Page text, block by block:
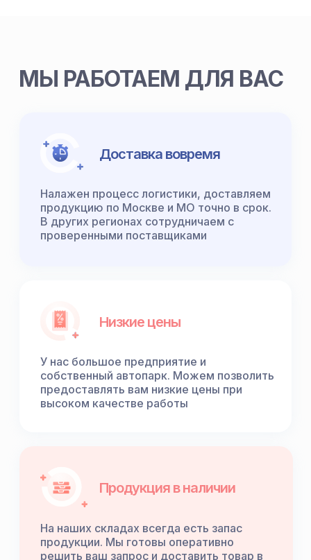
Доставка вовремя
Низкие цены
Налажен процесс логистики, доставляем
продукцию по Москве и МО точно в срок.
В других регионах сотрудничаем с
проверенными поставщиками
У нас большое предприятие и
собственный автопарк. Можем позволить
предоставлять вам низкие цены при
высоком качестве работы
Продукция в наличии
На наших складах всегда есть запас
продукции. Мы готовы оперативно
решить ваш запрос и доставить товар в
МЫ РАБОТАЕМ ДЛЯ ВАС